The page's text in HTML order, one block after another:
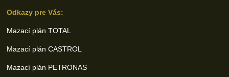
Odkazy pre Vás:
Mazací plán TOTAL
Mazací plán CASTROL
Mazací plán PETRONAS